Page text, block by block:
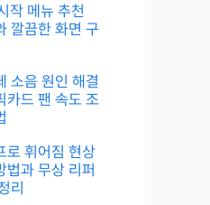
작 메뉴 추천
깔끔한 화면 구
소음 원인 해결
카드 팬 속도 조
로 휘어짐 현상
법과 무상 리퍼
리